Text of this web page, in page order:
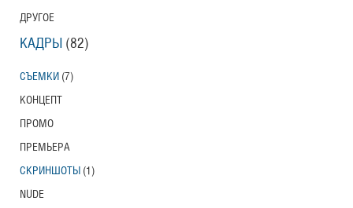
ДРУГОЕ
КАДРЫ (82)
СЪЕМКИ (7)
КОНЦЕПТ
ПРОМО
ПРЕМЬЕРА
СКРИНШОТЫ (1)
NUDE